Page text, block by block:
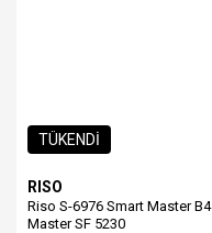
TÜKENDİ
RISO
Riso S-6976 Smart Master B4
Master SF 5230